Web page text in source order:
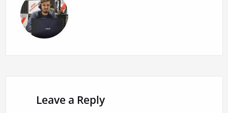
Leave a Reply